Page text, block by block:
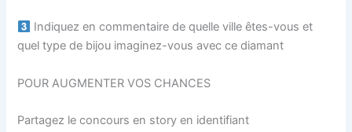
Indiquez en commentaire de quelle ville êtes-vous et
quel type de bijou imaginez-vous avec ce diamant
POUR AUGMENTER VOS CHANCES
Partagez le concours en story en identifiant